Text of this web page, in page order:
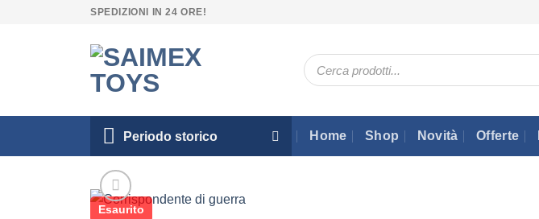
SPEDIZIONI IN 24 ORE!
Ricerca
prodotti
Periodo storico Home Shop Novità Offerte
Esaurito